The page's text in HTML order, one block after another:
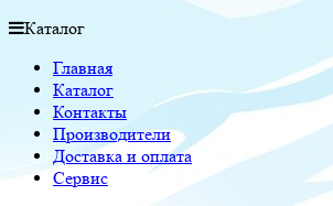
Каталог
Главная
Каталог
Контакты
Производители
Доставка и оплата
Сервис